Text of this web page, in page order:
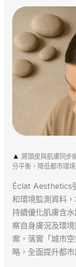
▲ 將頭皮與肌膚同步
分平衡，降低都市環
Éclat Aesthetics
和環境監測資料
持續優化肌膚含
察自身膚況及環
案，落實「城市
略，全面提升都